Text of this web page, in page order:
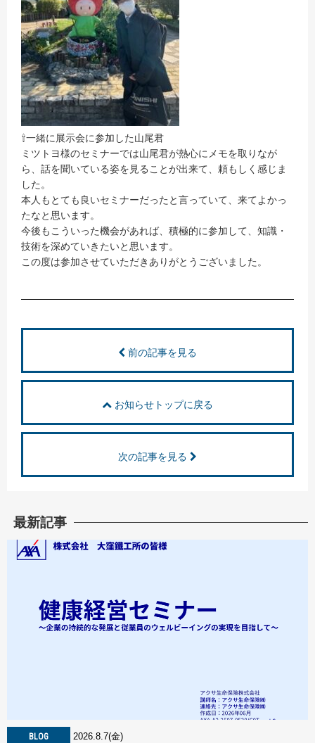
⇧一緒に展示会に参加した山尾君
ミツトヨ様のセミナーでは山尾君が熱心にメモを取りなが
ら、話を聞いている姿を見ることが出来て、頼もしく感じま
した。
本人もとても良いセミナーだったと言っていて、来てよかっ
たなと思います。
今後もこういった機会があれば、積極的に参加して、知識・
技術を深めていきたいと思います。
この度は参加させていただきありがとうございました。
前の記事を見る
お知らせトップに戻る
次の記事を見る
最新記事
BLOG 2026.8.7(金)